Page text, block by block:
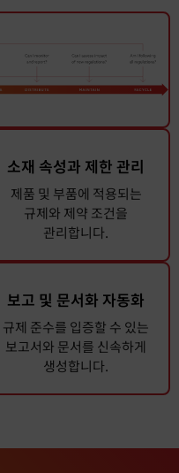
소재 속성과 제한 관리
제품 및 부품에 적용되는
규제와 제약 조건을
관리합니다.
보고 및 문서화 자동화
규제 준수를 입증할 수 있는
보고서와 문서를 신속하게
생성합니다.